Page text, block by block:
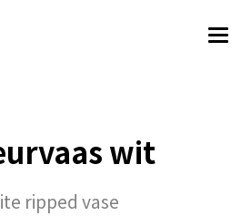
wit
ripped vase